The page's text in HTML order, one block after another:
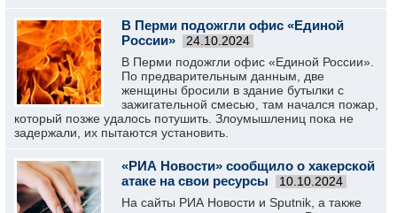
В Перми подожгли офис «Единой
России»
24.10.2024
В Перми подожгли офис «Единой России».
По предварительным данным, две
женщины бросили в здание бутылки с
зажигательной смесью, там начался пожар,
который позже удалось потушить. Злоумышлениц пока не
задержали, их пытаются установить.
«РИА Новости» сообщило о хакерской
атаке на свои ресурсы
10.10.2024
На сайты РИА Новости и Sputnik, а также